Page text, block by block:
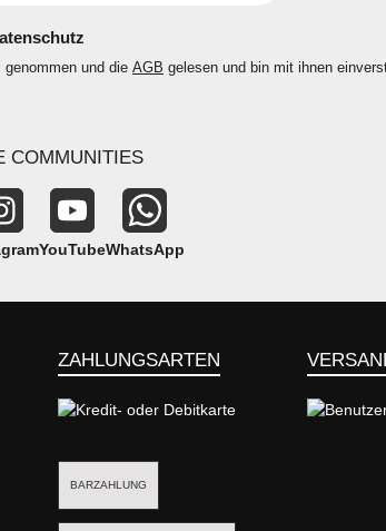
und die AGB gelesen und bin mit ihnen
COMMUNITIES
YouTubeWhatsApp
ZAHLUNGSARTEN
Kredit- oder Debitkarte
BARZAHLUNG